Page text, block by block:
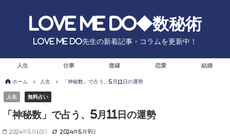
Love Me Do◆数秘術
Love Me Do先生の新着記事・コラムを更新中！
人生 仕事 復縁 恋愛 結婚
ホーム 人生 「神秘数」で占う、5月11日の運勢
人生 無料占い
「神秘数」で占う、5月11日の運勢
2024年5月10日 2024年5月9日